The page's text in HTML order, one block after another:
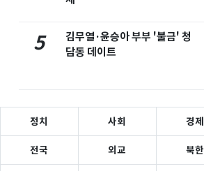
5
김무열·윤승아 부부 '불금' 청
담동 데이트
정치 사회 경제
전국 외교 북한